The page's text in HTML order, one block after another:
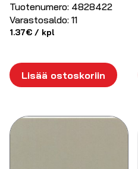
Tuotenumero: 4828422
Varastosaldo: 11
1.37€ / kpl
Lisää ostoskoriin